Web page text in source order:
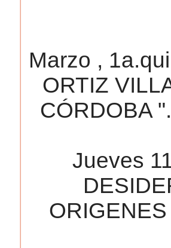
Marzo ,
ORTIZ
CÓRDOBA
Jueves